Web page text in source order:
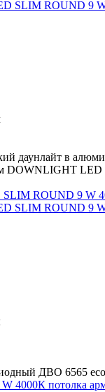
даунлайт в
DOWNLIGHT
ROUND 9 W
ДВО 6565
4000К потолка